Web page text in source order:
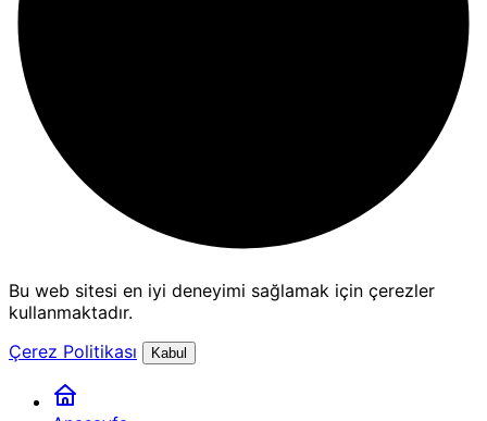
Bu web sitesi en iyi deneyimi sağlamak için çerezler
kullanmaktadır.
Çerez Politikası
Kabul